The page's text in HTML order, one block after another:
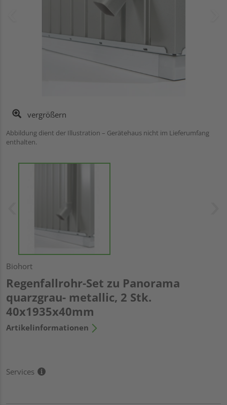
vergrößern
Abbildung dient der Illustration – Gerätehaus nicht im Lieferumfang
enthalten.
Biohort
Regenfallrohr-Set zu Panorama
quarzgrau- metallic, 2 Stk.
40x1935x40mm
Artikelinformationen
Services